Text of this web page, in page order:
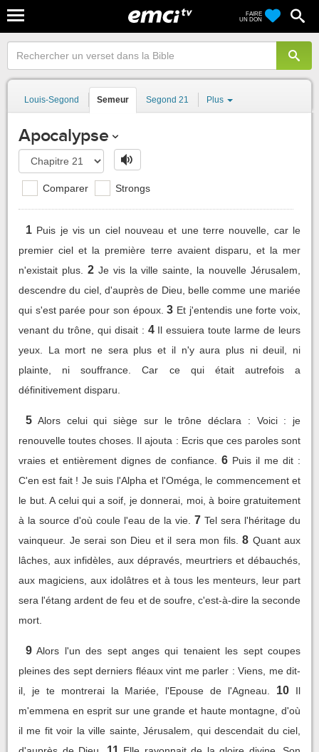
FAIRE
UN DON
Louis-Segond Semeur Segond 21 Plus
Apocalypse
Comparer Strongs
1 Puis je vis un ciel nouveau et une terre nouvelle, car le
premier ciel et la première terre avaient disparu, et la mer
n'existait plus.
2 Je vis la ville sainte, la nouvelle Jérusalem,
descendre du ciel, d'auprès de Dieu, belle comme une mariée
qui s'est parée pour son époux. 3 Et j'entendis une forte voix,
venant du trône, qui disait : 4 Il essuiera toute larme de leurs
yeux. La mort ne sera plus et il n'y aura plus ni deuil, ni
plainte, ni souffrance. Car ce qui était autrefois a
définitivement disparu.
5 Alors celui qui siège sur le trône déclara : Voici : je
renouvelle toutes choses. Il ajouta : Ecris que ces paroles sont
vraies et entièrement dignes de confiance.
6 Puis il me dit :
C'en est fait ! Je suis l'Alpha et l'Oméga, le commencement et
le but. A celui qui a soif, je donnerai, moi, à boire gratuitement
à la source d'où coule l'eau de la vie. 7 Tel sera l'héritage du
vainqueur. Je serai son Dieu et il sera mon fils. 8 Quant aux
lâches, aux infidèles, aux dépravés, meurtriers et débauchés,
aux magiciens, aux idolâtres et à tous les menteurs, leur part
sera l'étang ardent de feu et de soufre, c'est-à-dire la seconde
mort.
9 Alors l'un des sept anges qui tenaient les sept coupes
pleines des sept derniers fléaux vint me parler : Viens, me dit-
il, je te montrerai la Mariée, l'Epouse de l'Agneau.
10
Il
m'emmena en esprit sur une grande et haute montagne, d'où
il me fit voir la ville sainte, Jérusalem, qui descendait du ciel,